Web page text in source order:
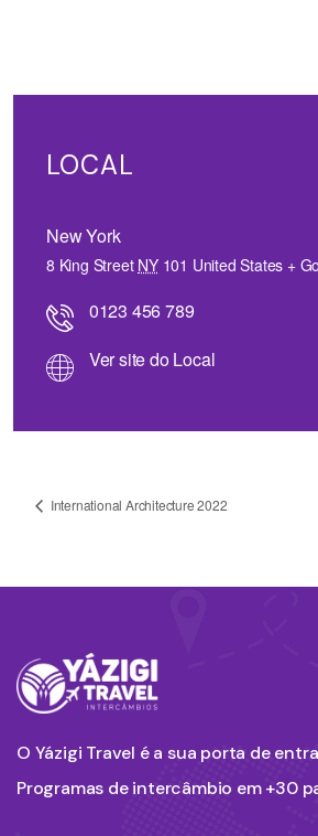
LOCAL
New York
8 King Street NY 101 United States +
0123 456 789
Ver site do Local
International Architecture 2022
O Yázigi Travel é a sua porta de
Programas de intercâmbio em +30